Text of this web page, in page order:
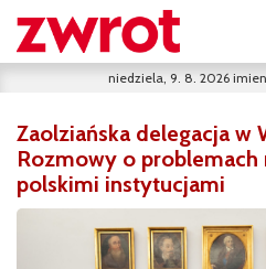
niedziela, 9. 8. 2026
Zaolziańska delegacja w
Rozmowy o problemach
polskimi instytucjami